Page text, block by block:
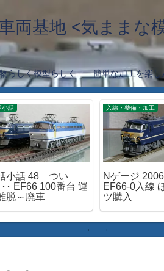
両基地 <気ままな
らしく模型らしく… 簡単な加工を楽し
小話
小話 48 つい
･･ EF66 100番台 運
脱～廃車
入線・整備・加工
Nゲージ
EF66-0入線
ツ購入